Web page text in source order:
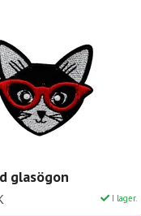
glasögon
I lager.